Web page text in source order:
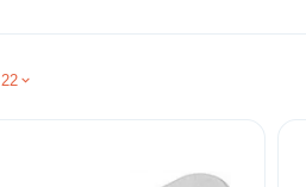
22